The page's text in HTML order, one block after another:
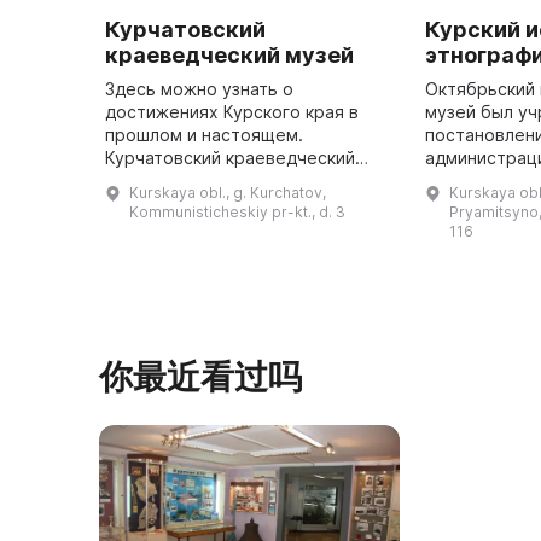
Курчатовский
краеведческий музей
Здесь можно узнать о
достижениях Курского края в
прошлом и настоящем.
Курчатовский краеведческий
года. Он представляет собой
настоящий народный музей, ведь
Kurskaya obl., g. Kurchatov,
Kommunisticheskiy pr-kt., d. 3
Курский
Октябрьский
музей был
района
Kurskaya
116
你最近看过吗